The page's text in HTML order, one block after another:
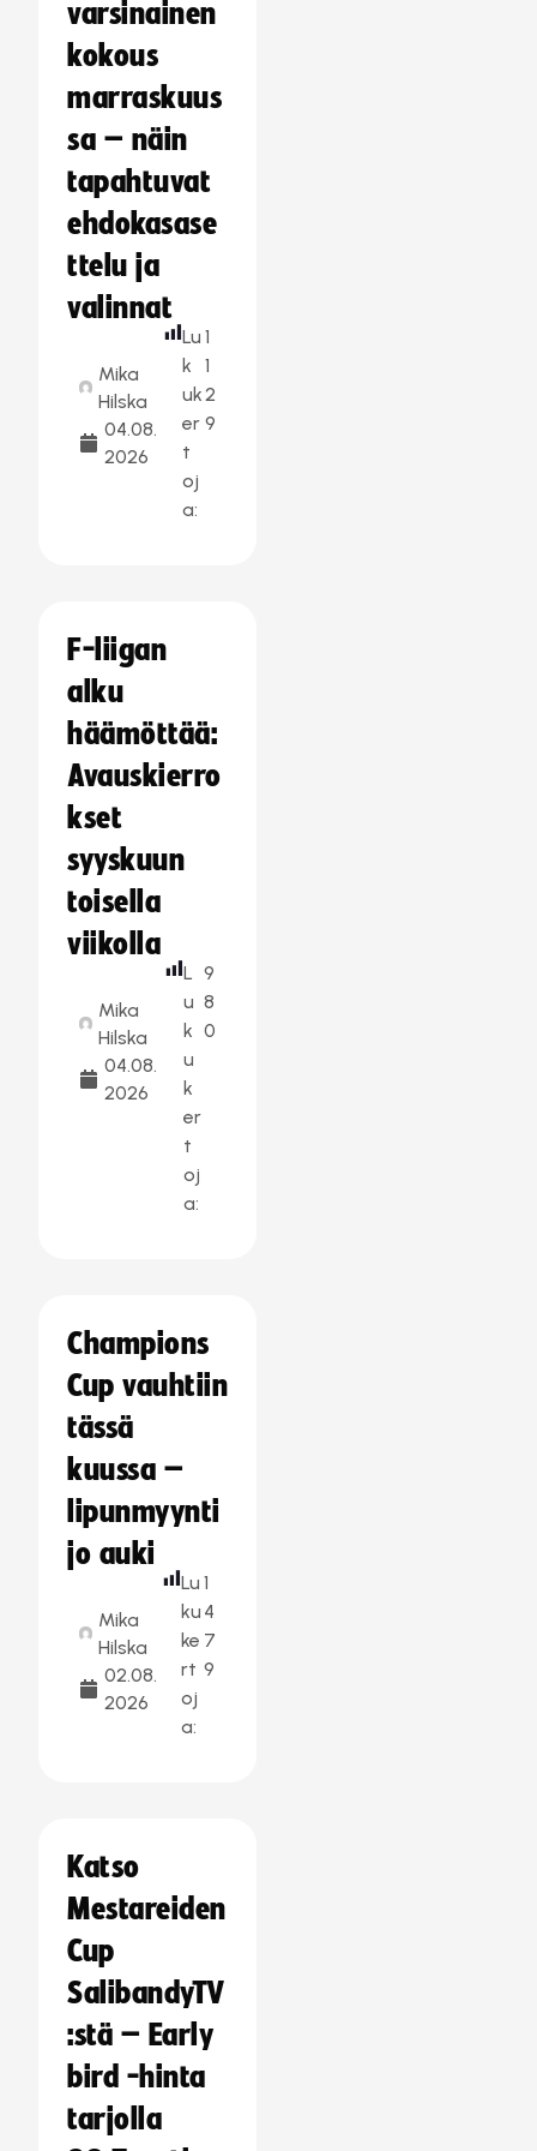
varsinainen
kokous
marraskuus
sa – näin
tapahtuvat
ehdokasase
ttelu ja
valinnat
Mika
Hilska
04.08.
2026
Lu
k
uk
er
t
oj
a:
1
1
2
9
F-liigan
alku
häämöttää:
Avauskierro
kset
syyskuun
toisella
viikolla
Mika
Hilska
04.08.
2026
L
u
k
u
k
er
t
oj
a:
9
8
0
Champions
Cup vauhtiin
tässä
kuussa –
lipunmyynti
jo auki
Mika
Hilska
02.08.
2026
Lu
ku
ke
rt
oj
a:
1
4
7
9
Katso
Mestareiden
Cup
SalibandyTV
:stä – Early
bird -hinta
tarjolla